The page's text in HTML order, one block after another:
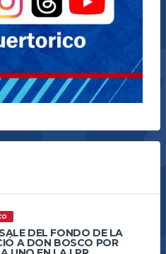
DEL FONDO DE LA
A DON BOSCO POR